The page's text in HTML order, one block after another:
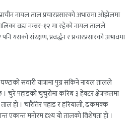
नायल ताल प्रचारप्रसारको अभावमा ओझेलमा
वडा नम्बर-१२ मा रहेको नायल तालले
यसको संरक्षण, प्रवर्द्धन र प्रचारप्रसारको अभावमा
सवारी यात्रामा पुग्न सकिने नायल तालले
चुरे पहाडको चुचुरोमा करिब ३ हेक्टर क्षेत्रफलमा
हो । चारैतिर पहाड र हरियाली, ढकमक्क
एकान्त मनोरम दृश्य यो तालको विशेषता हो ।